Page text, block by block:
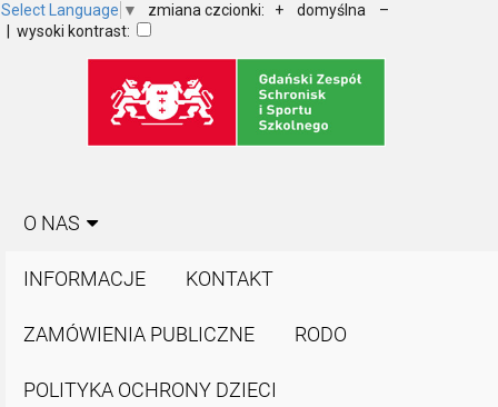
Select Language ▼ zmiana czcionki: + domyślna
–
| wysoki kontrast:
O NAS
INFORMACJE KONTAKT
ZAMÓWIENIA PUBLICZNE RODO
POLITYKA OCHRONY DZIECI